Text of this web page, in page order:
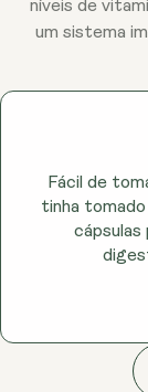
podem
sistema
Afinal,
níveis de
um sistema
Fácil de
tinha